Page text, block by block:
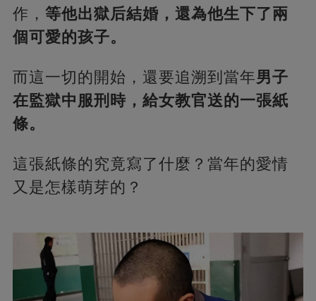
作， 等他出獄后結婚，還為他生下了兩
個可愛的孩子。
而這一切的開始，還要追溯到當年男子
在監獄中服刑時，給女教官送的一張紙
條。
這張紙條的究竟寫了什麼？當年的愛情
又是怎樣萌芽的？